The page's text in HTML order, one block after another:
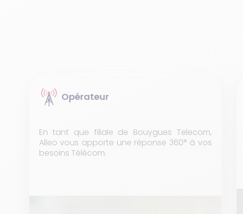
Opérateur
En tant que filiale de Bouygues Telecom,
Alleo vous apporte une réponse 360° à vos
besoins Télécom.